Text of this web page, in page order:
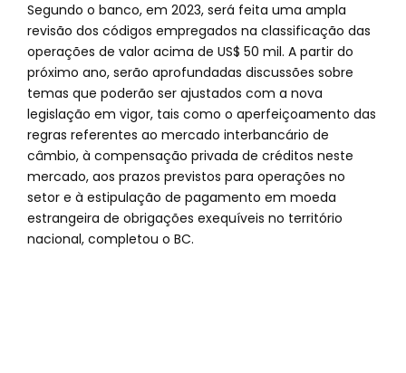
Segundo o banco, em 2023, será feita uma ampla
revisão dos códigos empregados na classificação das
operações de valor acima de US$ 50 mil. A partir do
próximo ano, serão aprofundadas discussões sobre
temas que poderão ser ajustados com a nova
legislação em vigor, tais como o aperfeiçoamento das
regras referentes ao mercado interbancário de
câmbio, à compensação privada de créditos neste
mercado, aos prazos previstos para operações no
setor e à estipulação de pagamento em moeda
estrangeira de obrigações exequíveis no território
nacional, completou o BC.